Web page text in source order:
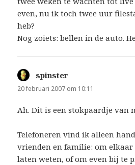
even, nu ik toch twee uur
heb?
Nog zoiets: bellen in de auto.
spinster
20 februari 2007 om 10:11
Ah. Dit is een stokpaardje van
Telefoneren vind ik alleen
vrienden en familie: om elkaar
laten weten, of om even bij te